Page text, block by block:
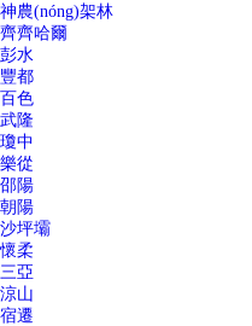
神農(nóng)架林
齊齊哈爾
彭水
豐都
百色
武隆
瓊中
樂從
邵陽
朝陽
沙坪壩
懷柔
三亞
涼山
宿遷